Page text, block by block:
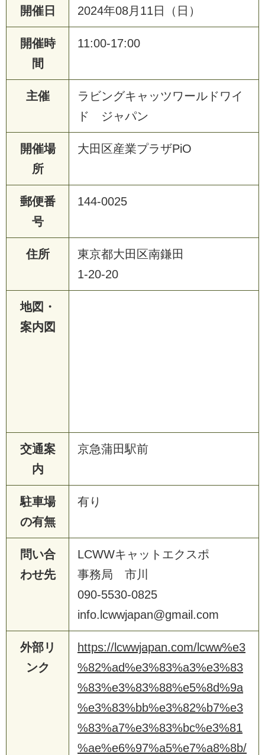
開催日 2024年08月11日（日）
開催時
間
11:00-17:00
主催
ラビングキャッツワールドワイ
ド ジャパン
開催場
所
大田区産業プラザPiO
郵便番
号
144-0025
住所
東京都大田区南鎌田
1-20-20
地図・
案内図
交通案
内
京急蒲田駅前
駐車場
の有無
有り
問い合
わせ先
LCWWキャットエクスポ
事務局 市川
090‐5530‐0825
info.lcwwjapan@gmail.com
外部リ
ンク
https://lcwwjapan.com/lcww%e3
%82%ad%e3%83%a3%e3%83
%83%e3%83%88%e5%8d%9a
%e3%83%bb%e3%82%b7%e3
%83%a7%e3%83%bc%e3%81
%ae%e6%97%a5%e7%a8%8b/